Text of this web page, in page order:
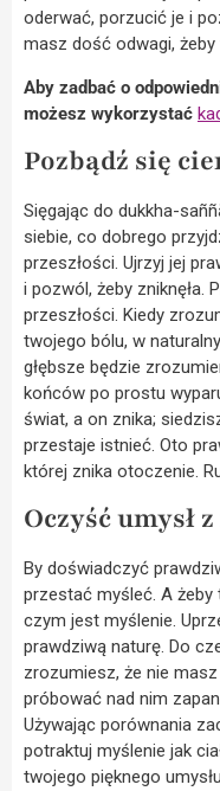
oderwać, porzucić je i
masz dość odwagi,
Aby zadbać o
możesz wykorzystać
Pozbądź się
Sięgając do dukkha-
siebie, co dobrego
przeszłości. Ujrzyj jej
i pozwól, żeby zniknęła.
przeszłości. Kiedy
twojego bólu, w
głębsze będzie
końców po prostu
świat, a on znika;
przestaje istnieć. Oto
której znika otoczenie.
Oczyść umysł
By doświadczyć
przestać myśleć. A
czym jest myślenie.
prawdziwą naturę. Do
zrozumiesz, że nie
próbować nad nim
Używając porównania
potraktuj myślenie jak
twojego pięknego